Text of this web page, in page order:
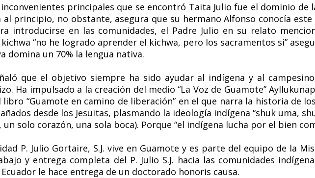
principales que se encontró Taita Julio fue el dominio de
al principio, no obstante, asegura que su hermano Alfonso conocía
introducirse en las comunidades, el Padre Julio en su relato
“no he logrado aprender el kichwa, pero los sacramentos si”
domina un 70% la lengua nativa.
que el objetivo siempre ha sido ayudar al indígena y al
Ha impulsado a la creación del medio “La Voz de Guamote”
“Guamote en camino de liberación” en el que narra la historia de
desde los Jesuitas, plasmando la ideología indígena “shuk uma,
un solo corazón, una sola boca). Porque “el indígena lucha por el bien
P. Julio Gortaire, S.J. vive en Guamote y es parte del equipo de la
y entrega completa del P. Julio S.J. hacia las comunidades
le hace entrega de un doctorado honoris causa.